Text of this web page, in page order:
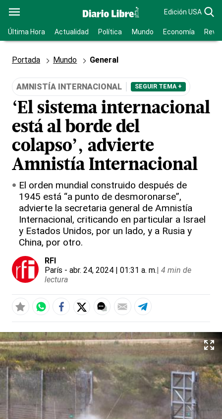
Edición USA
Última Hora Actualidad Política Mundo Economía
Portada Mundo General
AMNISTÍA INTERNACIONAL SEGUIR TEMA +
‘El sistema internacional
está al borde del
colapso’, advierte
Amnistía Internacional
El orden mundial construido después de
1945 está “a punto de desmoronarse”,
advierte la secretaria general de Amnistía
Internacional, criticando en particular a Israel
y Estados Unidos, por un lado, y a Rusia y
China, por otro.
RFI
París - abr. 24, 2024 | 01:31 a. m.| 4 min de
lectura